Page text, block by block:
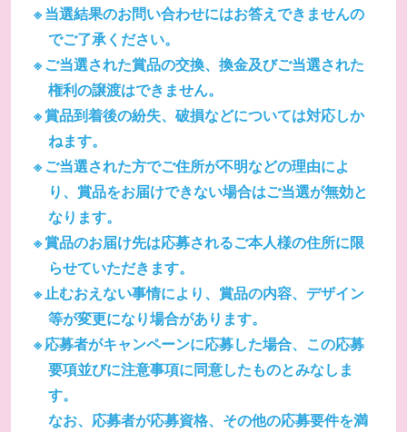
当選結果のお問い合わせにはお答えできませんの
でご了承ください。
ご当選された賞品の交換、換金及びご当選された
権利の譲渡はできません。
賞品到着後の紛失、破損などについては対応しか
ねます。
ご当選された方でご住所が不明などの理由によ
り、賞品をお届けできない場合はご当選が無効と
なります。
賞品のお届け先は応募されるご本人様の住所に限
らせていただきます。
止むおえない事情により、賞品の内容、デザイン
等が変更になり場合があります。
応募者がキャンペーンに応募した場合、この応募
要項並びに注意事項に同意したものとみなしま
す。
なお、応募者が応募資格、その他の応募要件を満